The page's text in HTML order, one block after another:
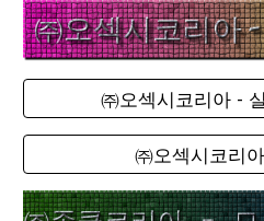
㈜오섹시코리아 -
㈜오섹시코리